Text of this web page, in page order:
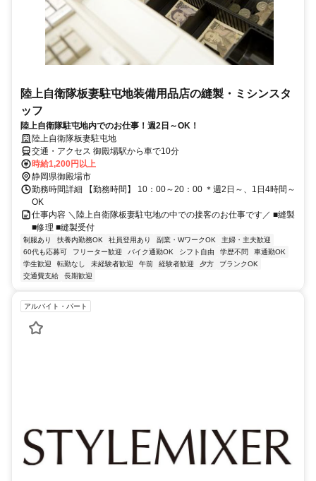
陸上自衛隊板妻駐屯地装備用品店の縫製・ミシンスタ
ッフ
陸上自衛隊駐屯地内でのお仕事！週2日～OK！
陸上自衛隊板妻駐屯地
交通・アクセス 御殿場駅から車で10分
時給1,200円以上
静岡県御殿場市
勤務時間詳細 【勤務時間】 10：00～20：00 ＊週2日～、1日4時間～
OK
仕事内容 ＼陸上自衛隊板妻駐屯地の中での接客のお仕事です／ ■縫製
■修理 ■縫製受付
制服あり 扶養内勤務OK 社員登用あり 副業・WワークOK
主婦・主夫歓迎
60代も応募可
フリーター歓迎 バイク通勤OK シフト自由 学歴不問
車通勤OK
学生歓迎
転勤なし 未経験者歓迎 午前 経験者歓迎 夕方
ブランクOK
交通費支給
長期歓迎
アルバイト・パート